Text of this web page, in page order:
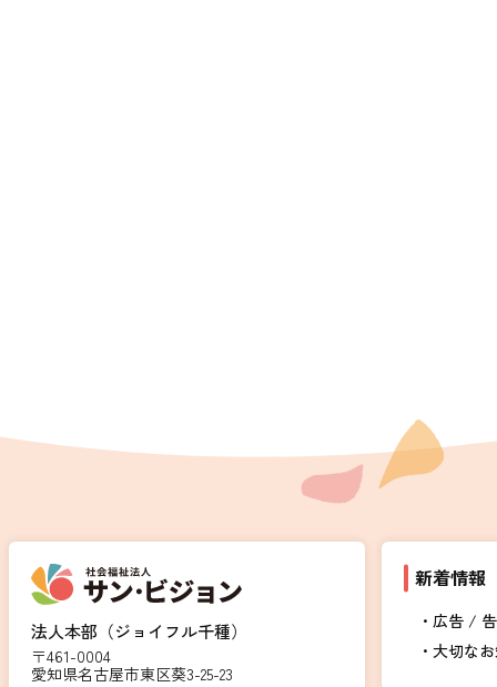
法人本部（ジョイフル千種）
〒461-0004
愛知県名古屋市東区葵3-25-23
新着情報
広告 /
大切な